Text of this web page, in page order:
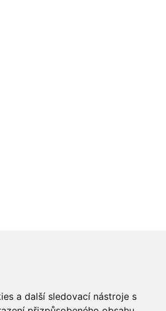
a další sledovací nástroje s